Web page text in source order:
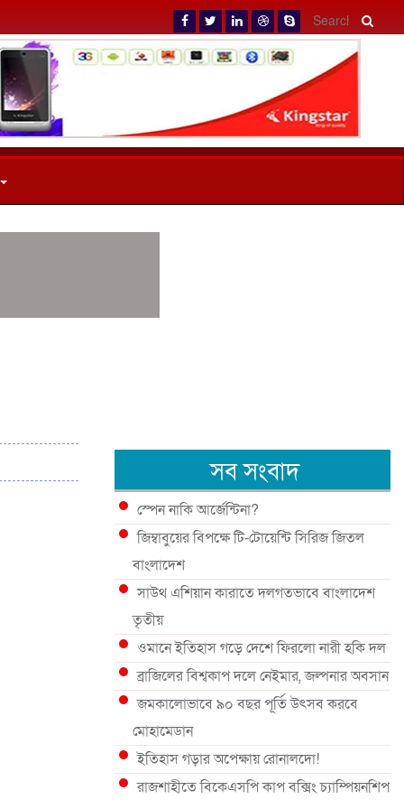
সব সংবাদ
স্পেন নাকি আর্জেন্টিনা?
জিম্বাবুয়ের বিপক্ষে টি-টোয়েন্টি সিরিজ জিতল
বাংলাদেশ
সাউথ এশিয়ান কারাতে দলগতভাবে বাংলাদেশ
তৃতীয়
ওমানে ইতিহাস গড়ে দেশে ফিরলো নারী হকি দল
ব্রাজিলের বিশ্বকাপ দলে নেইমার, জল্পনার অবসান
জমকালোভাবে ৯০ বছর পূর্তি উৎসব করবে
মোহামেডান
ইতিহাস গড়ার অপেক্ষায় রোনালদো!
রাজশাহীতে বিকেএসপি কাপ বক্সিং চ্যাম্পিয়নশিপ